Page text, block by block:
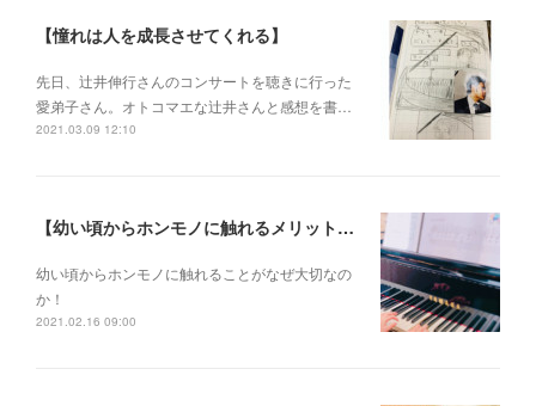
【憧れは人を成長させてくれる】
先日、辻井伸行さんのコンサートを 聴きに行った
愛弟子さん。 オトコマエな辻井さんと 感想を書…
2021.03.09 12:10
【幼い頃からホンモノに触れるメリットとは？】
幼い頃からホンモノに 触れることがなぜ大切なの
か！
2021.02.16 09:00